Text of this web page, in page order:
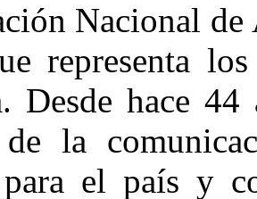
Nacional
representa
Desde hace
la
el país y